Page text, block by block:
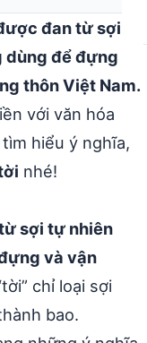
đan từ sợi
để đựng lúa
thôn Việt Nam.
với văn hóa
hiểu ý nghĩa,
nhé!
sợi tự nhiên
và vận
chỉ loại sợi
bao.